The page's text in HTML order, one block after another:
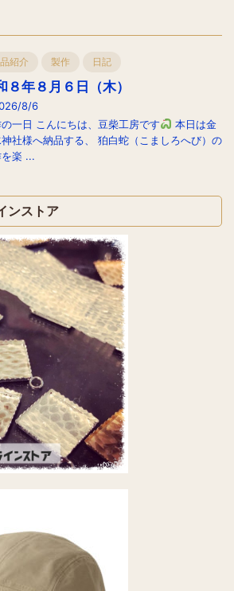
紹介 製作 日記
８年８月６日（木）
8/6
一日 こんにちは、豆柴工房です
本日は金
社様へ納品する、 狛白蛇（こましろへび）の
楽 ...
ンストア